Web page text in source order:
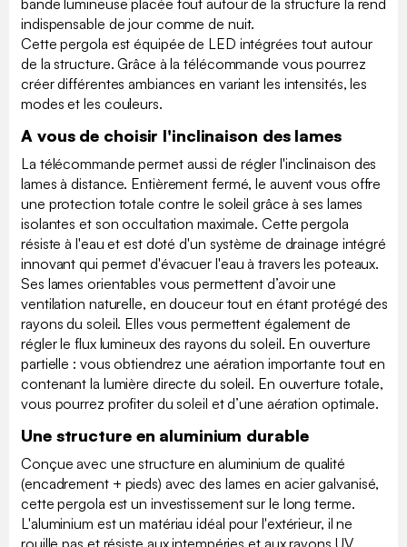
bande lumineuse placée tout autour de la structure la rend
indispensable de jour comme de nuit.
Cette pergola est équipée de LED intégrées tout autour
de la structure. Grâce à la télécommande vous pourrez
créer différentes ambiances en variant les intensités, les
modes et les couleurs.
A vous de choisir l'inclinaison des lames
La télécommande permet aussi de régler l'inclinaison des
lames à distance. Entièrement fermé, le auvent vous offre
une protection totale contre le soleil grâce à ses lames
isolantes et son occultation maximale. Cette pergola
résiste à l'eau et est doté d'un système de drainage intégré
innovant qui permet d'évacuer l'eau à travers les poteaux.
Ses lames orientables vous permettent d’avoir une
ventilation naturelle, en douceur tout en étant protégé des
rayons du soleil. Elles vous permettent également de
régler le flux lumineux des rayons du soleil. En ouverture
partielle : vous obtiendrez une aération importante tout en
contenant la lumière directe du soleil. En ouverture totale,
vous pourrez profiter du soleil et d’une aération optimale.
Une structure en aluminium durable
Conçue avec une structure en aluminium de qualité
(encadrement + pieds) avec des lames en acier galvanisé,
cette pergola est un investissement sur le long terme.
L'aluminium est un matériau idéal pour l'extérieur, il ne